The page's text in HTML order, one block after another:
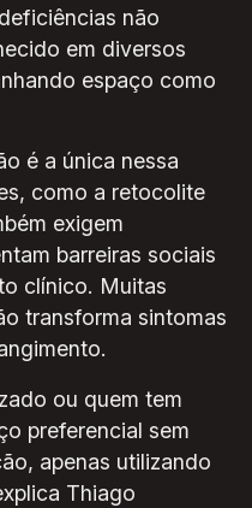
não
em diversos
espaço como
é a única nessa
como a retocolite
exigem
barreiras sociais
clínico. Muitas
transforma sintomas
ou quem tem
preferencial sem
apenas utilizando
Thiago